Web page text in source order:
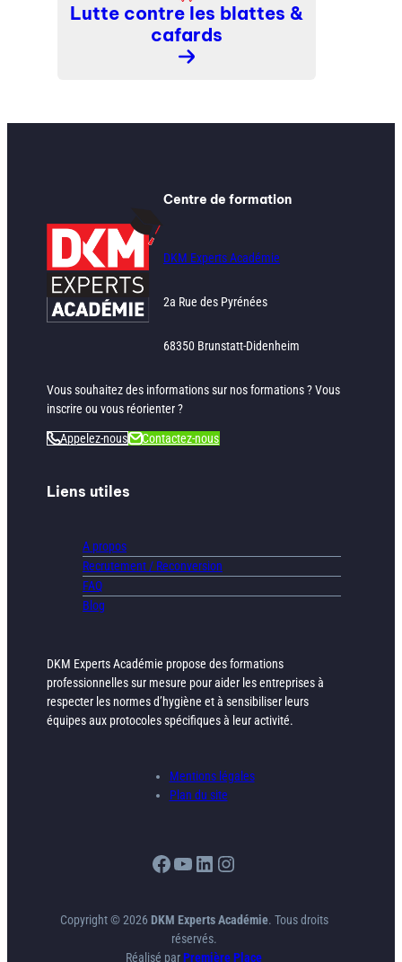
Lutte contre les blattes &
cafards
En
Centre de formation
DKM Experts Académie
2a Rue des Pyrénées
68350 Brunstatt-Didenheim
Vous souhaitez des informations sur nos formations ? Vous
inscrire ou vous réorienter ?
Appelez-nous Contactez-nous
Liens utiles
A propos
Recrutement / Reconversion
FAQ
Blog
DKM Experts Académie propose des formations
professionnelles sur mesure pour aider les entreprises à
respecter les normes d’hygiène et à sensibiliser leurs
équipes aux protocoles spécifiques à leur activité.
Mentions légales
Plan du site
Facebook
YouTube
LinkedIn
Instagram
Copyright © 2026 DKM Experts Académie. Tous droits
réservés.
Réalisé parPremière Place